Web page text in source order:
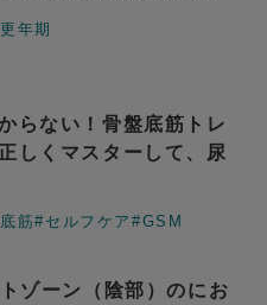
年期
らない！骨盤底筋トレ
しくマスターして、尿
筋#セルフケア#GSM
ゾーン（陰部）のにお